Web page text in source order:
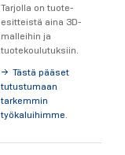
Tarjolla on tuote-
esitteistä aina 3D-
malleihin ja
tuotekoulutuksiin.
Tästä pääset
tutustumaan
tarkemmin
työkaluihimme